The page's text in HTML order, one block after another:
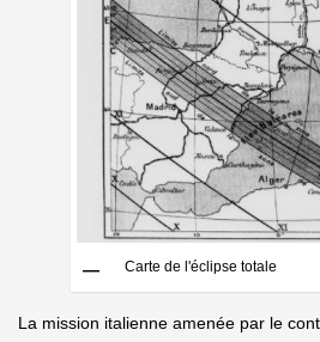
Carte de l'éclipse totale
La mission italienne amenée par le